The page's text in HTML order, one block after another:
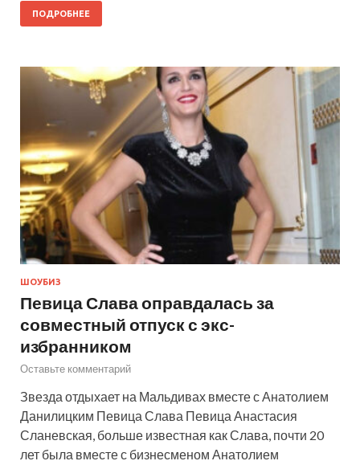
ПОДРОБНЕЕ
ШОУБИЗ
Певица Слава оправдалась за
совместный отпуск с экс-
избранником
Оставьте комментарий
Звезда отдыхает на Мальдивах вместе с Анатолием
Данилицким Певица Слава Певица Анастасия
Сланевская, больше известная как Слава, почти 20
лет была вместе с бизнесменом Анатолием